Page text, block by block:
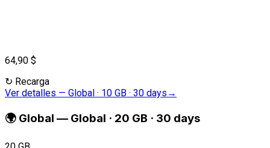
64,90 $
↻ Recarga
Ver detalles — Global · 10 GB · 30 days →
🌍 Global — Global · 20 GB · 30 days